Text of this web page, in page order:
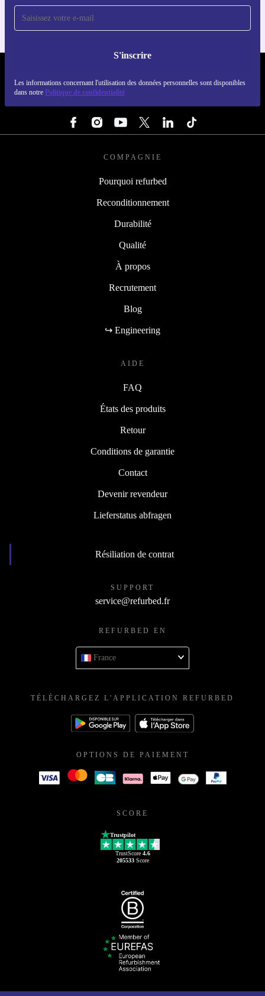
S'inscrire
Les informations concernant l'utilisation des données personnelles sont disponibles
dans notre Politique de confidentialité
COMPAGNIE
Pourquoi refurbed
Reconditionnement
Durabilité
Qualité
À propos
Recrutement
Blog
↪ Engineering
AIDE
FAQ
États des produits
Retour
Conditions de garantie
Contact
Devenir revendeur
Lieferstatus abfragen
Résiliation de contrat
SUPPORT
service@refurbed.fr
REFURBED EN
France
TÉLÉCHARGEZ L'APPLICATION REFURBED
OPTIONS DE PAIEMENT
SCORE
Trustpilot
TrustScore 4.6
205533Score